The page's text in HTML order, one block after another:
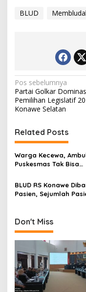
BLUD
N
a
v
i
g
a
s
i
p
s
Pos sebelumnya
Partai Golkar
Pemilihan Legislatif
Konawe Selatan
Related Posts
Warga Kecewa,
Puskesmas Tak Bisa
Karena Belum Ganti Oli
BLUD RS Konawe
Pasien, Sejumlah
Don't Miss